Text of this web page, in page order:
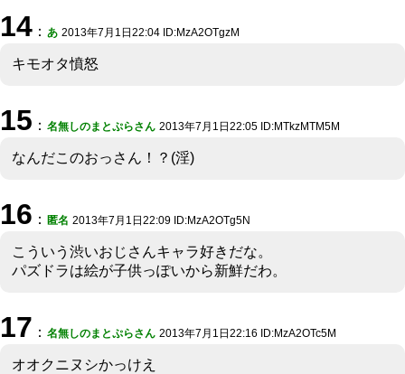
14 ： あ 2013年7月1日22:04 ID:MzA2OTgzM
キモオタ憤怒
15 ： 名無しのまとぷらさん 2013年7月1日22:05 ID:MTkzMTM5M
なんだこのおっさん！？(淫)
16 ： 匿名 2013年7月1日22:09 ID:MzA2OTg5N
こういう渋いおじさんキャラ好きだな。
パズドラは絵が子供っぽいから新鮮だわ。
17 ： 名無しのまとぷらさん 2013年7月1日22:16 ID:MzA2OTc5M
オオクニヌシかっけえ